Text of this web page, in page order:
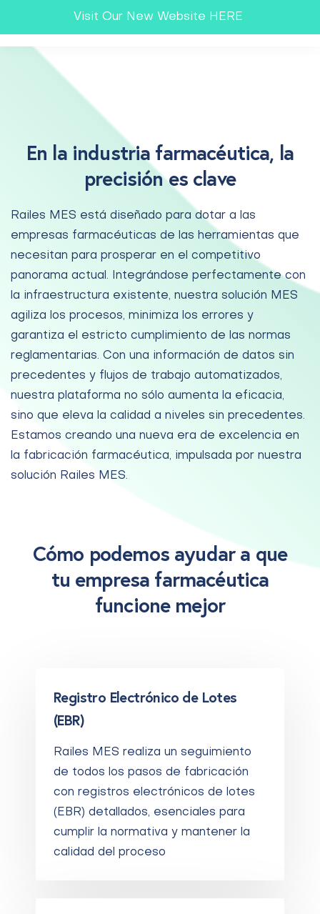
Visit Our New Website HERE
En la industria farmacéutica, la
precisión es clave
Railes MES está diseñado para dotar a las
empresas farmacéuticas de las herramientas que
necesitan para prosperar en el competitivo
panorama actual. Integrándose perfectamente con
la infraestructura existente, nuestra solución MES
agiliza los procesos, minimiza los errores y
garantiza el estricto cumplimiento de las normas
reglamentarias. Con una información de datos sin
precedentes y flujos de trabajo automatizados,
nuestra plataforma no sólo aumenta la eficacia,
sino que eleva la calidad a niveles sin precedentes.
Estamos creando una nueva era de excelencia en
la fabricación farmacéutica, impulsada por nuestra
solución Railes MES.
Cómo podemos ayudar a que
tu empresa farmacéutica
funcione mejor
Registro Electrónico de Lotes
(EBR)
Railes MES realiza un seguimiento
de todos los pasos de fabricación
con registros electrónicos de lotes
(EBR) detallados, esenciales para
cumplir la normativa y mantener la
calidad del proceso